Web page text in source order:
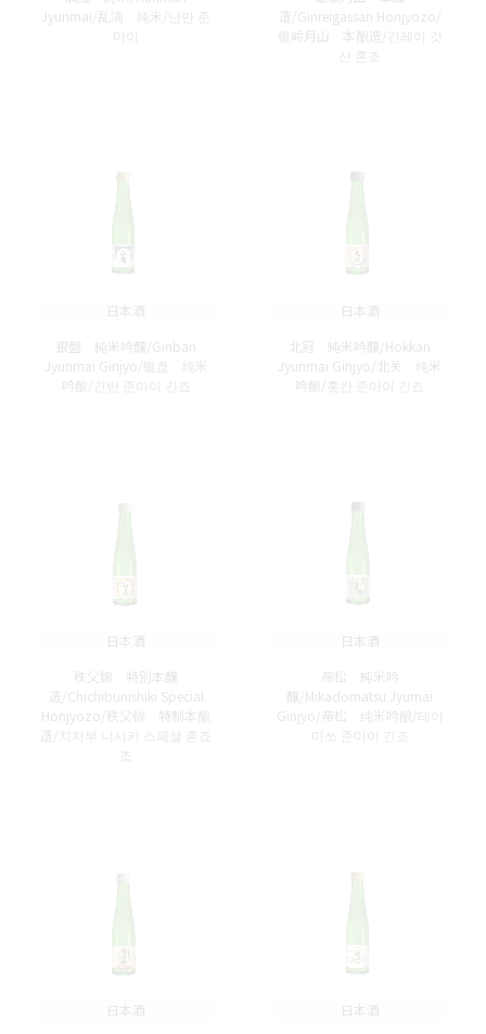
Jyunmai/乱满 纯米/난만 준
造/Ginreigassan Honjyozo/
银岭月山 本酿造/긴레이 갓
日本酒
銀盤 純米吟醸/Ginban
Jyunmai Ginjyo/银盘 纯米
吟酿/긴반 준마이 긴죠
日本酒
北冠 純米吟醸/Hokkan
Jyunmai Ginjyo/北关 纯米
吟酿/홋칸 준마이 긴죠
日本酒
秩父錦 特別本醸
造/Chichibunishiki Special
Honjyozo/秩父锦 特制本酿
造/치치부 니시키 스페셜 혼죠
日本酒
帝松 純米吟
醸/Mikadomatsu Jyumai
Ginjyo/帝松 纯米吟酿/테이
日本酒
日本酒